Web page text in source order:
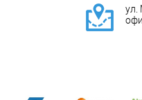
ул.